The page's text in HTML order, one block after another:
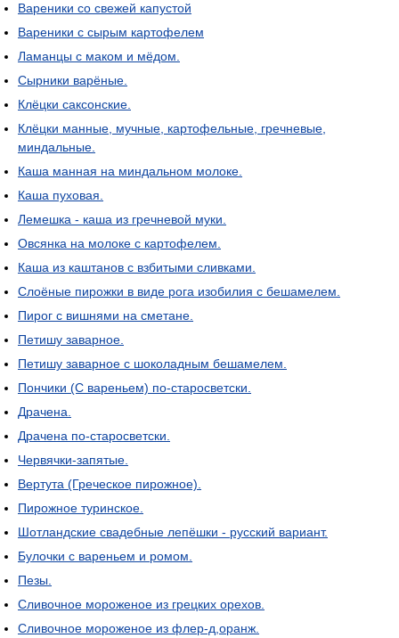
Вареники со свежей капустой
Вареники с сырым картофелем
Ламанцы с маком и мёдом.
Сырники варёные.
Клёцки саксонские.
Клёцки манные, мучные, картофельные, гречневые,
миндальные.
Каша манная на миндальном молоке.
Каша пуховая.
Лемешка - каша из гречневой муки.
Овсянка на молоке с картофелем.
Каша из каштанов с взбитыми сливками.
Слоёные пирожки в виде рога изобилия с бешамелем.
Пирог с вишнями на сметане.
Петишу заварное.
Петишу заварное с шоколадным бешамелем.
Пончики (С вареньем) по-старосветски.
Драчена.
Драчена по-старосветски.
Червячки-запятые.
Вертута (Греческое пирожное).
Пирожное туринское.
Шотландские свадебные лепёшки - русский вариант.
Булочки с вареньем и ромом.
Пезы.
Сливочное мороженое из грецких орехов.
Сливочное мороженое из флер-д,оранж.